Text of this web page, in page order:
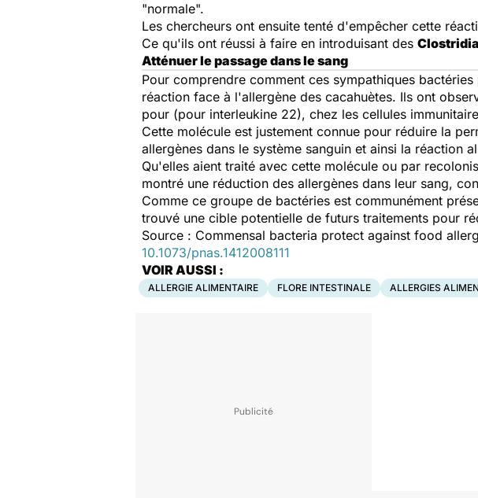
"normale".
Les chercheurs ont ensuite tenté d'empêcher cette
Ce qu'ils ont réussi à faire en introduisant des Clostridia
Atténuer le passage dans le sang
Pour comprendre comment ces sympathiques
réaction face à l'allergène des cacahuètes. Ils ont
pour (pour interleukine 22), chez les cellules
Cette molécule est justement connue pour réduire la
allergènes dans le système sanguin et ainsi la réaction
Qu'elles aient traité avec cette molécule ou par
montré une réduction des allergènes dans leur sang,
Comme ce groupe de bactéries est communément
trouvé une cible potentielle de futurs traitements pour
Source : Commensal bacteria protect against food
10.1073/pnas.1412008111
VOIR AUSSI :
ALLERGIE ALIMENTAIRE FLORE INTESTINALE ALLERGIES